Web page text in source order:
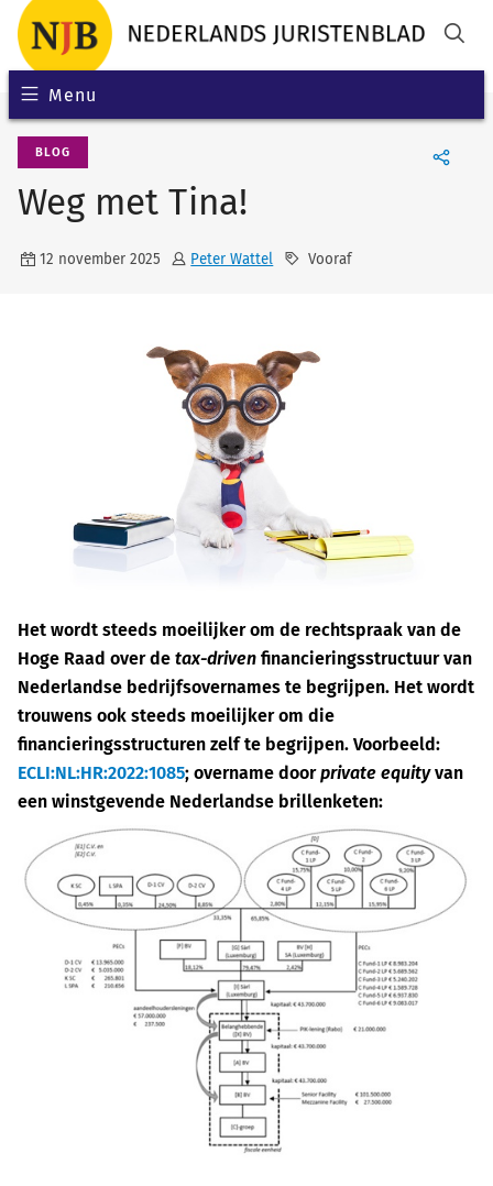
Menu
BLOG
Weg met Tina!
12 november 2025 Peter Wattel Vooraf
Het wordt steeds moeilijker om de rechtspraak van de
Hoge Raad over de tax-driven financieringsstructuur van
Nederlandse bedrijfsovernames te begrijpen. Het wordt
trouwens ook steeds moeilijker om die
financieringsstructuren zelf te begrijpen. Voorbeeld:
ECLI:NL:HR:2022:1085; overname doorprivate equityvan
een winstgevende Nederlandse brillenketen: